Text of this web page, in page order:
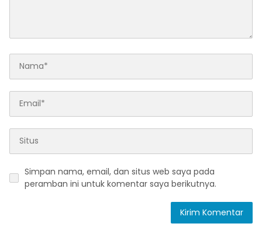
Simpan nama, email, dan situs web saya pada
peramban ini untuk komentar saya berikutnya.